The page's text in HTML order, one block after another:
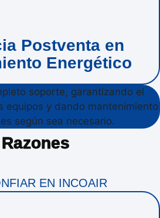
Postventa en
Energético
soporte, garantizando el
equipos y dando mantenimiento
según sea necesario.
EN INCOAIR